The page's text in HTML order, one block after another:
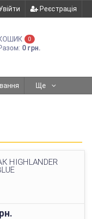
Реєстрація
0
0 грн.
Ще